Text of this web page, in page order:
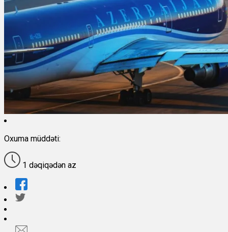
Oxuma müddəti:
1 dəqiqədən az